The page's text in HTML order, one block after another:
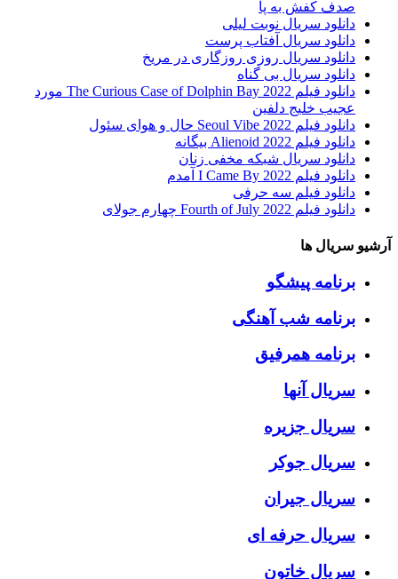
صدف کفش به پا
دانلود سریال نوبت لیلی
دانلود سریال آفتاب پرست
دانلود سریال روزی روزگاری در مریخ
دانلود سریال بی گناه
دانلود فیلم The Curious Case of Dolphin Bay 2022 مورد
عجیب خلیج دلفین
دانلود فیلم Seoul Vibe 2022 حال و هوای سئول
دانلود فیلم Alienoid 2022 بیگانه
دانلود سریال شبکه مخفی زنان
دانلود فیلم I Came By 2022 آمدم
دانلود فیلم سه حرفی
دانلود فیلم Fourth of July 2022 چهارم جولای
آرشیو سریال ها
برنامه پیشگو
برنامه شب آهنگی
برنامه همرفیق
سریال آنها
سریال جزیره
سریال جوکر
سریال جیران
سریال حرفه ای
سریال خاتون